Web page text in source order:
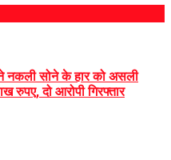
नकली सोने के हार को असली
रुपए, दो आरोपी गिरफ्तार